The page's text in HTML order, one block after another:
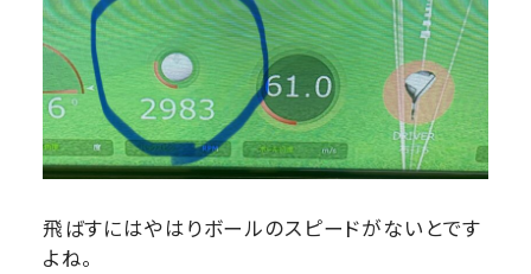
飛ばすにはやはりボールのスピードがないとです
よね。